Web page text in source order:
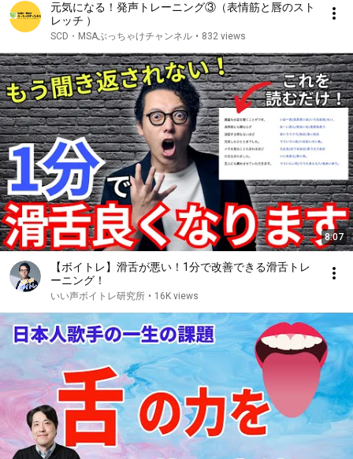
元気になる！発声トレーニング③（表情筋と唇のスト
レッチ ）
SCD・MSAぶっちゃけチャンネル • 832 views
8:07
【ボイトレ】滑舌が悪い！1分で改善できる滑舌トレ
ーニング！
いい声ボイトレ研究所 • 16K views